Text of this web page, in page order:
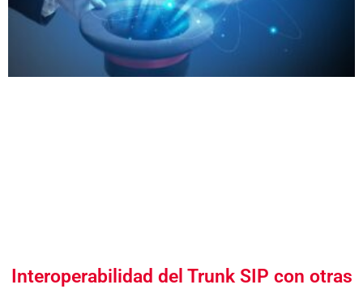
Interoperabilidad del Trunk SIP con otras